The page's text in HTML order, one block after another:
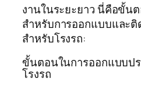
งานในระยะยาว นี่คือขั้น
สำหรับการออกแบบและ
สำหรับโรงรถ:
ขั้นตอนในการออกแบบป
โรงรถ